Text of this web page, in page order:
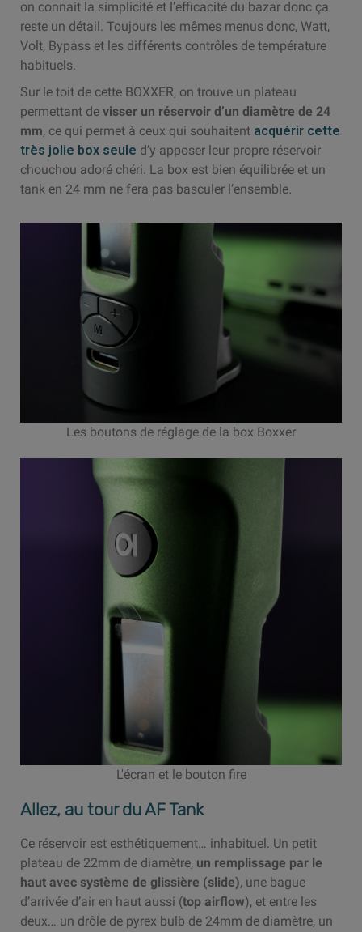
on connait la simplicité et l’efficacité du bazar donc ça
reste un détail. Toujours les mêmes menus donc, Watt,
Volt, Bypass et les différents contrôles de température
habituels.
Sur le toit de cette BOXXER, on trouve un plateau
permettant de visser un réservoir d’un diamètre de 24
mm, ce qui permet à ceux qui souhaitent acquérir cette
très jolie box seule d’y apposer leur propre réservoir
chouchou adoré chéri. La box est bien équilibrée et un
tank en 24 mm ne fera pas basculer l’ensemble.
Les boutons de réglage de la box Boxxer
L'écran et le bouton fire
Allez, au tour du AF Tank
Ce réservoir est esthétiquement… inhabituel. Un petit
plateau de 22mm de diamètre, un remplissage par le
haut avec système de glissière (slide), une bague
d’arrivée d’air en haut aussi (top airflow), et entre les
deux… un drôle de pyrex bulb de 24mm de diamètre, un